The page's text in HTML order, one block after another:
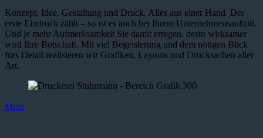
Konzept, Idee, Gestaltung und Druck. Alles aus einer Hand. Der
erste Eindruck zählt – so ist es auch bei Ihrem Unternehmensauftritt.
Und je mehr Aufmerksamkeit Sie damit erregen, desto wirksamer
wird Ihre Botschaft. Mit viel Begeisterung und dem nötigen Blick
fürs Detail realisieren wir Grafiken, Layouts und Drucksachen aller
Art.
Mehr